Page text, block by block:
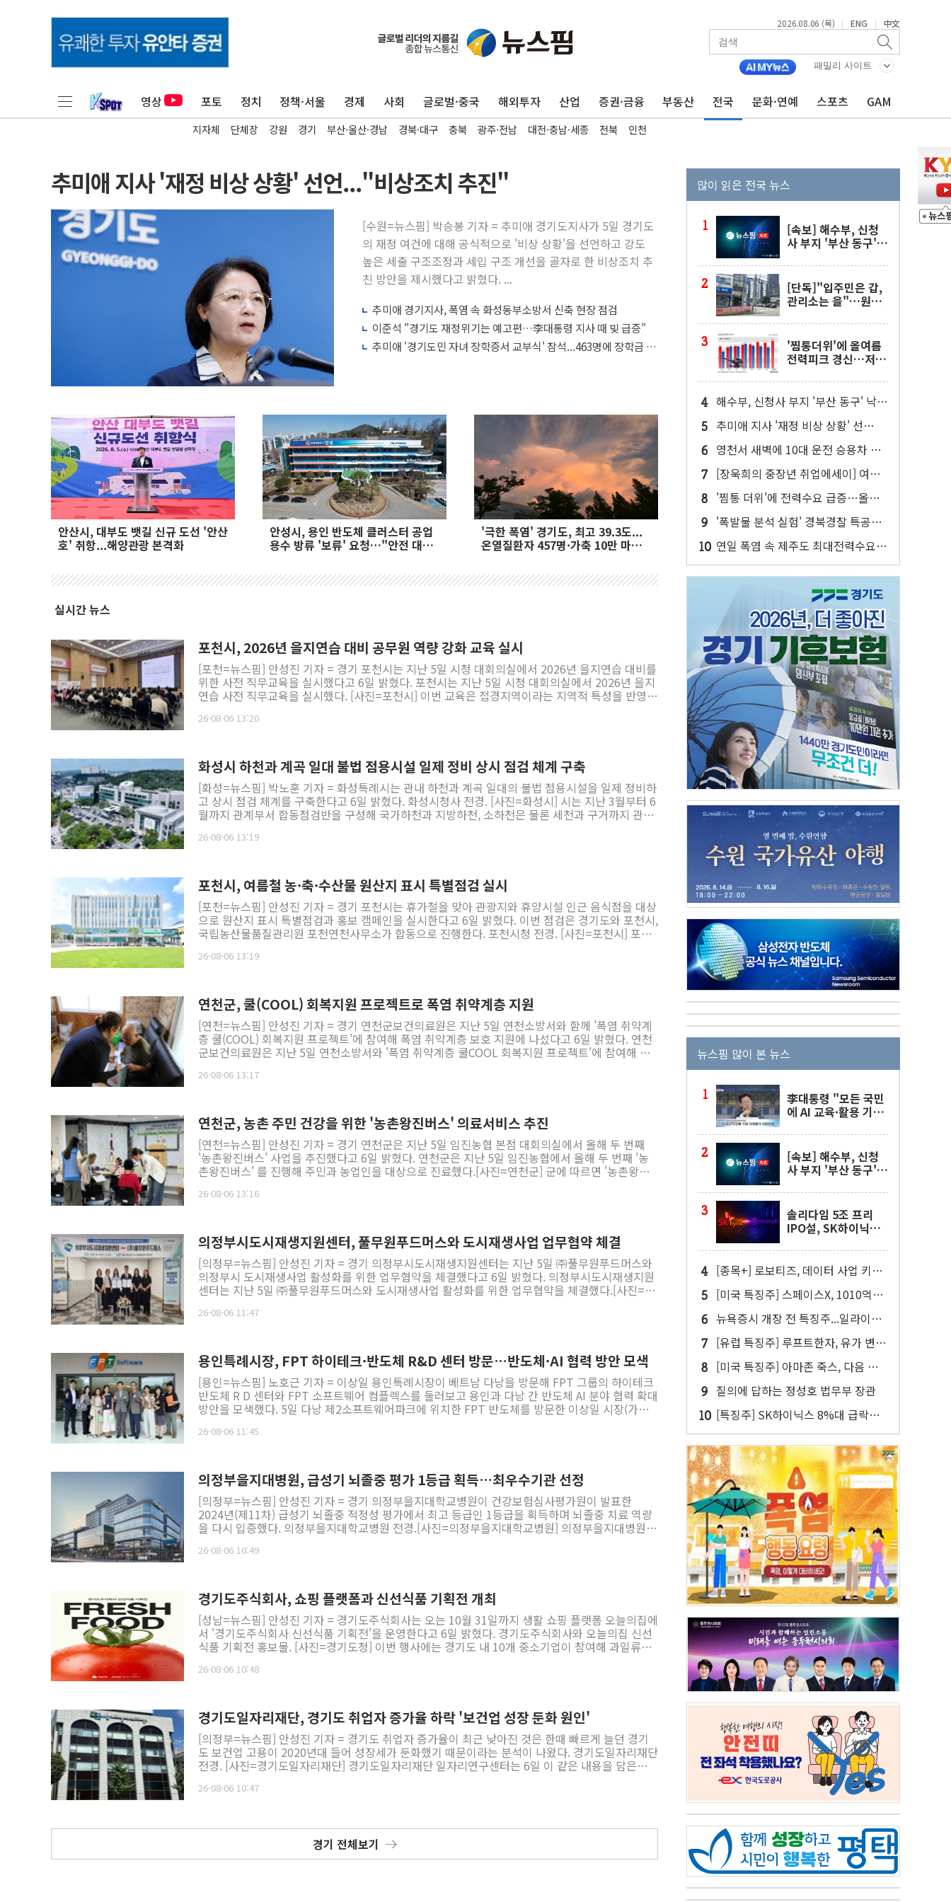
2026.08.06 (목) | ENG | 中文
패밀리 사이트
영상 포토 정치 정책·서울 경제 사회 글로벌·중국 해외투자 산업 증권·금융 부동산 전국 문화·연예 스포츠 GAM
지자체 단체장 강원 경기 부산·울산·경남 경북·대구 충북 광주·전남 대전·충남·세종 전북 인천
추미애 지사 '재정 비상 상황' 선언..."비상조치 추진"
[수원=뉴스핌] 박승봉 기자 = 추미애 경기도지사가 5일 경기도
의 재정 여건에 대해 공식적으로 '비상 상황'을 선언하고 강도
높은 세출 구조조정과 세입 구조 개선을 골자로 한 비상조치 추
친 방안을 제시했다고 밝혔다. ...
추미애 경기지사, 폭염 속 화성동부소방서 신축 현장 점검
이준석 "경기도 재정위기는 예고편…李대통령 지사 때 빚 급증"
추미애 '경기도민 자녀 장학증서 교부식' 참석...463명에 장학금 지
안산시, 대부도 뱃길 신규 도선 '안산
호' 취항...해양관광 본격화
안성시, 용인 반도체 클러스터 공업
용수 방류 '보류' 요청…"안전 대책
'극한 폭염' 경기도, 최고 39.3도...
온열질환자 457명·가축 10만 마리
실시간 뉴스
포천시, 2026년 을지연습 대비 공무원 역량 강화 교육 실시
[포천=뉴스핌] 안성진 기자 = 경기 포천시는 지난 5일 시청 대회의실에서 2026년 을지연습 대비를
위한 사전 직무교육을 실시했다고 6일 밝혔다. 포천시는 지난 5일 시청 대회의실에서 2026년 을지
연습 사전 직무교육을 실시했다. [사진=포천시] 이번 교육은 접경지역이라는 지역적 특성을 반영해
계획의 실효성을 검증함으로써 전시 및 국가비상사태 발생 시 대응 역량을 강화하는 데 목적을 뒀
참석자들은 실제 전쟁 상황을 가정한 통합상황조치 절차와 전시 현안 과제, 접경지역 특성을 반영
한 주민 이동 통합실제훈련 계획, 주민 참여 확대를 위한 홍보 방안 등을 중점적으로 다루며 전시 임
무 수행 절차를 숙달했다. 이일선 포천시 시민안전과장은 "을지연습은 국가비상사태에 대비해 대
응체계를 점검하고 실전 대응 능력을 높이는 중요한 훈련"이라며 "사전 직무교육을 통해 각자의 임
무와 역할을 정확히 숙지하고 철저히 준비해 시민의 생명과 안전을 지키는 비상대비태세 확립에 최
선을 다해 달라"고 당부했다. 한편 2026년 을지연습은 8월 18일부터 21일까지 나흘간 실시된다.
연습 첫날인 18일에는 시민 안보의식 제고를 위해 6 25전쟁 사진전과 군 장비 전시회를 운영하고
심 대비태세 점검을 통해 안보 역량을 한층 강화하고 시민과 함께하는 안보문화 확산에 주력한다는
방침이다. asj7376@newspim.com
26-08-06 13:20
화성시 하천과 계곡 일대 불법 점용시설 일제 정비 상시 점검 체계 구축
[화성=뉴스핌] 박노훈 기자 = 화성특례시는 관내 하천과 계곡 일대의 불법 점용시설을 일제 정비하
고 상시 점검 체계를 구축한다고 6일 밝혔다. 화성시청사 전경. [사진=화성시] 시는 지난 3월부터 6
월까지 관계부서 합동점검반을 구성해 국가하천과 지방하천, 소하천은 물론 세천과 구거까지 관내
731건이 적발됐다. 이 가운데 133건은 자진 철거를 완료했으며 정식 허가 요건을 갖춘 167건은 적
했다. 수확기 이후에는 불법 점용 방지 표지판과 그물망 등을 설치해 무단 점용이 재발하지 않도록
선제적으로 관리할 계획이다. 시는 앞으로도 불법행위가 발생한 구간을 중심으로 수시 점검과 사후
관리를 강화할 방침이다. 필요하면 행정대집행 등 강력한 행정조치를 추진하는 한편 올바른 하천
이용 문화를 정착시키기 위한 홍보도 함께 추진해 안전하고 쾌적한 수변환경을 지속적으로 유지해
나갈 계획이다. 이관열 건설과장은 "이번 하천 계곡 불법 점용시설 전수조사를 통해 불법행위를 체
계적으로 정비하고 상당수 시설을 시정하는 성과를 거뒀다"며 "앞으로도 지속적인 점검과 시민 홍
보를 병행해 불법 점용을 사전에 예방하고 안전한 하천 환경을 조성하는 데 최선을 다하겠다"고 말
26-08-06 13:19
포천시, 여름철 농·축·수산물 원산지 표시 특별점검 실시
[포천=뉴스핌] 안성진 기자 = 경기 포천시는 휴가철을 맞아 관광지와 휴양시설 인근 음식점을 대상
으로 원산지 표시 특별점검과 홍보 캠페인을 실시한다고 6일 밝혔다. 이번 점검은 경기도와 포천시,
국립농산물품질관리원 포천연천사무소가 합동으로 진행한다. 포천시청 전경. [사진=포천시] 포천
에는 소고기, 돼지고기, 닭고기, 오리고기, 인삼, 전복, 민물장어, 미꾸라지 등이 포함된다. 주요 점검
이하의 벌금이 부과되며 원산지를 표시하지 않으면 5만 원 이상 1000만 원 이하의 과태료가 부과
된다. 거래 증빙자료를 비치 보관하지 않을 경우에는 최대 80만 원의 과태료가 부과된다. 아울러 포
천시는 음식점 영업자와 소비자를 대상으로 원산지 표시 제도 홍보 캠페인도 함께 진행해 표시의
중요성을 알리고 올바른 표시 방법과 관련 규정을 안내할 방침이다. 시 관계자는 "원산지 표시 특별
점검과 홍보 캠페인을 통해 농 축 수산업을 보호하고 공정한 거래질서를 확립하겠다"며 "소비자가
안심하고 먹거리를 선택할 수 있는 환경을 조성하고 올바른 원산지 표시 문화가 정착될 수 있도록
26-08-06 13:19
연천군, 쿨(COOL) 회복지원 프로젝트로 폭염 취약계층 지원
[연천=뉴스핌] 안성진 기자 = 경기 연천군보건의료원은 지난 5일 연천소방서와 함께 '폭염 취약계
층 쿨(COOL) 회복지원 프로젝트'에 참여해 폭염 취약계층 보호 지원에 나섰다고 6일 밝혔다. 연천
군보건의료원은 지난 5일 연천소방서와 '폭염 취약계층 쿨COOL 회복지원 프로젝트'에 참여해 폭
가스 화재 위험에 동시에 노출된 취약계층을 대상으로 관계 기관이 협력해 ▲선풍기, 냉감패드, 멀
문보건팀은 이번 대상자를 방문건강관리 서비스에 등록한 뒤 폭염 대비 물품을 제공하고 기후보험
안내와 함께 만성질환 관리 및 폭염 대응 교육 등을 병행해 건강관리에 필요한 서비스를 집중 지원
했다. 서비스를 지원받은 한 어르신은 "전기와 가스 위험 요소를 점검받은 것은 물론 건강관리까지
함께 받을 수 있어 매우 감사하다"고 전했다. 연천군보건의료원 관계자는 "유관 기관과 함께 취약
계층을 위한 뜻깊은 사업에 참여하게 돼 기쁘게 생각한다"며 "앞으로도 다양한 기관과 협력해 취약
계층 어르신들이 건강하고 안전한 생활을 이어갈 수 있도록 지속적인 방문건강관리와 맞춤형 지원
26-08-06 13:17
연천군, 농촌 주민 건강을 위한 '농촌왕진버스' 의료서비스 추진
[연천=뉴스핌] 안성진 기자 = 경기 연천군은 지난 5일 임진농협 본점 대회의실에서 올해 두 번째
'농촌왕진버스' 사업을 추진했다고 6일 밝혔다. 연천군은 지난 5일 임진농협에서 올해 두 번째 '농
촌왕진버스' 를 진행해 주민과 농업인을 대상으로 진료했다.[사진=연천군] 군에 따르면 '농촌왕진
양 한방 진료, 검안, 물리치료, 질병 관리 및 예방 교육 등 의료서비스를 제공하는 찾아가는 의료 지
순회 진료를 진행하고 있다. 앞서 지난 4월 연천농협과 첫 번째 '농촌왕진버스'를 운영했으며 두 번
째 행사는 지난 5일 임진농협에서 열렸다. 이날 행사에는 군남면, 왕징면, 미산면 등 3개 지역 주민
약 200명이 참석해 큰 호응을 보였다. 현장에서는 침술, 수액 주사 처치, 물리치료 등 양 한방 진료
와 시력 측정, 혈압 혈당 체크, 돋보기 및 의약품 제공, 근골격계 질환 관리 등 다양한 맞춤형 의료서
비스가 제공돼 참석 주민들의 만족도를 높였다. 연천군 관계자는 "농촌왕진버스 사업을 통해 주민
과 농업인들에게 실질적인 도움이 되길 바란다"며 "앞으로도 주민들의 건강 증진과 복지 향상을 위
해 사업 추진에 힘쓰겠다"고 말했다. 한편 올해 세 번째 '농촌왕진버스'는 오는 19일 전곡농협에서
26-08-06 13:16
의정부시도시재생지원센터, 풀무원푸드머스와 도시재생사업 업무협약 체결
[의정부=뉴스핌] 안성진 기자 = 경기 의정부시도시재생지원센터는 지난 5일 ㈜풀무원푸드머스와
의정부시 도시재생사업 활성화를 위한 업무협약을 체결했다고 6일 밝혔다. 의정부시도시재생지원
센터는 지난 5일 ㈜풀무원푸드머스와 도시재생사업 활성화를 위한 업무협약을 체결했다.[사진=의
운영▲주민 역량 강화와 지역 건강 증진을 위한 연계사업 추진 및 지원▲협력사업 관련 기술적‧
첫걸음"이라며 "풀무원푸드머스와 긴밀히 협력해 침체된 지역 상권과 공동체가 다시 활기를 되찾
을 수 있도록 노력하겠다"고 말했다. 의정부시도시재생지원센터는 앞으로도 공공과 민간, 지역 주
민이 함께하는 협력체계를 확대해 지속 가능한 도시재생 기반을 마련하고 지역 상권 활성화와 지역
경제 발전을 위한 사업을 지속 추진할 계획이라고 밝혔다. asj7376@newspim.com
26-08-06 11:47
용인특례시장, FPT 하이테크·반도체 R&D 센터 방문…반도체·AI 협력 방안 모색
[용인=뉴스핌] 노호근 기자 = 이상일 용인특례시장이 베트남 다낭을 방문해 FPT 그룹의 하이테크
반도체 R D 센터와 FPT 소프트웨어 컴플렉스를 둘러보고 용인과 다낭 간 반도체 AI 분야 협력 확대
방안을 모색했다. 5일 다낭 제2소프트웨어파크에 위치한 FPT 반도체를 방문한 이상일 시장(가운
쪽 첫째)이 응우옌까오타인 FPT 반도체 현장관리자와 기념 사진을 찍고 있다.[사진=용인시] 또 주
그룹 관계자들로부터 반도체와 인공지능(AI) 진흥 전략 설명을 들었다. 이어 베트남 과학기술부 산
하 다낭 반도체 AI 센터(DSAC)와 7000여 명이 근무하는 FPT 소프트웨어 컴플렉스도 시찰하며 현
지 ICT 첨단산업 생태계를 살폈다. 이 시장은 "FPT 그룹이 한국 기업과의 협력을 적극 모색하고 있
다"며 "용인은 삼성전자 기흥캠퍼스를 비롯해 삼성전자 6개 팹, SK하이닉스 4개 팹 등 대규모 반도
체 생태계가 조성될 지역인 만큼 FPT와 용인 기업 간 협력 기회가 확대될 것"이라고 말했다. 이어
"특히 FPT의 반도체칩 테스팅 패키징 투자 계획과 관련해 용인시가 협력 지원에 나설 수 있다"고
밝혔다. 5일 FPT 소프트웨어에서 용인시 대표단이 시설 시찰 후 기념사진을 찍고 있다.[사진=용인
협약을 언급하며 총영사관의 지원을 요청했다. 한편 이번 방문에는 장정순 시의회의장, 신나연 시
의회 자치행정위원장, 강영웅 시의원 등이 동행했으며 총영사관 면담에는 오중택 선임영사, 윤혜원
영사, KOTRA 다낭무역관장 등이 참석했다. seraro@newspim.com
26-08-06 11:45
의정부을지대병원, 급성기 뇌졸중 평가 1등급 획득…최우수기관 선정
[의정부=뉴스핌] 안성진 기자 = 경기 의정부을지대학교병원이 건강보험심사평가원이 발표한
2024년(제11차) 급성기 뇌졸중 적정성 평가에서 최고 등급인 1등급을 획득하며 뇌졸중 치료 역량
을 다시 입증했다. 의정부을지대학교병원 전경.[사진=의정부을지대학교병원] 의정부을지대병원은
다고 6일 밝혔다. 이는 전체 의료기관 평균 점수인 85.17점과 상급종합병원 평균인 99.25점을 웃
등급인 A등급을 획득했으며 병원 도착 후 60분 이내 정맥내 혈전용해술 실시율, 120분 이내 동맥내
혈전제거술 실시율, 24시간 이내 지주막하출혈 최종치료 실시율이 모두 100%를 기록했다. 조기
재활 평가율과 기능평가 실시율 역시 100%를 달성해 응급치료 이후 재활까지 이어지는 체계적 진
료 시스템의 우수성을 인정받았다. 환자 안전 영역에서도 출혈성 뇌졸중 환자의 입원 중 폐렴 발생
률 0%를 기록하는 등 합병증 관리와 안전 관리 수준이 우수한 것으로 나타났다. 의정부을지대병원
은 신경과, 신경외과, 응급의학과, 영상의학과, 재활의학과 등이 참여하는 다학제 협진 시스템을 바
탕으로 24시간 신속한 응급진료 체계를 운영하고 있으며 급성기 치료부터 재활치료까지 연속성 있
계적인 협진 시스템이 만들어낸 결과"라고 말했다. 이어 "앞으로도 경기북부 지역을 대표하는 뇌혈
관질환 치료 거점병원으로서 중증 응급환자에게 수준 높은 의료서비스를 제공하고 지역 주민의 건
강을 지키는 데 최선을 다하겠다"고 덧붙였다. asj7376@newspim.com
26-08-06 10:49
경기도주식회사, 쇼핑 플랫폼과 신선식품 기획전 개최
[성남=뉴스핌] 안성진 기자 = 경기도주식회사는 오는 10월 31일까지 생활 쇼핑 플랫폼 오늘의집에
서 '경기도주식회사 신선식품 기획전'을 운영한다고 6일 밝혔다. 경기도주식회사와 오늘의집 신선
식품 기획전 홍보물. [사진=경기도청] 이번 행사에는 경기도 내 10개 중소기업이 참여해 과일류와
확보와 소비자 편익 증진을 위해 최대 30% 할인 혜택을 지원할 계획이다. 이번 기획전은 경기도주
다. asj7376@newspim.com
26-08-06 10:48
경기도일자리재단, 경기도 취업자 증가율 하락 '보건업 성장 둔화 원인'
[의정부=뉴스핌] 안성진 기자 = 경기도 취업자 증가율이 최근 낮아진 것은 한때 빠르게 늘던 경기
도 보건업 고용이 2020년대 들어 성장세가 둔화했기 때문이라는 분석이 나왔다. 경기도일자리재단
전경. [사진=경기도일자리재단] 경기도일자리재단 일자리연구센터는 6일 이 같은 내용을 담은
고 산업별 고용통계를 통해 취업자 증가율 둔화 배경을 짚었다. 특히 보건 복지업 가운데 보건업 성
따라 경기도 전체 취업자 증가율도 0.2% 포인트 (p)에 그친 것으로 나타났다. 반면 전국 사업 개인
공공서비스 취업자는 24만9000 명 늘어나 약 2.0%p 증가율을 보였고 전국 전체 산업 취업자 증가
율은 0.6%p로 양호한 흐름을 유지했다. 사업 개인 공공서비스업은 2000년대 이후 우리나라 일자
26-08-06 10:47
경기 전체보기
많이 읽은 전국 뉴스
[속보] 해수부, 신청
사 부지 '부산 동구'
[단독]"입주민은 갑,
관리소는 을"…원주
갈등에 갑질 논란
'찜통더위'에 올여름
전력피크 경신…저녁
해수부, 신청사 부지 '부산 동구' 낙
점…북항 1단계 재개발 부지에 짓는
다
추미애 지사 '재정 비상 상황' 선
언..."비상조치 추진"
영천서 새벽에 10대 운전 승용차 가
로수 충돌...2명 사상
[장욱희의 중장년 취업에세이] 여성
근로자, 육아로 경력 단절…기업 인
재 전략 재정립 필요
'찜통 더위'에 전력수요 급증…올여
름 최고치 경신 '초읽기'
'폭발물 분석 실험' 경북경찰 특공대
원 2명 부상...병원 이송
연일 폭염 속 제주도 최대전력수요
경신…"냉방수요 급증"
뉴스핌 많이 본 뉴스
李대통령 "모든 국민
에 AI 교육·활용 기회
확대 강조
[속보] 해수부, 신청
사 부지 '부산 동구'
솔리다임 5조 프리
IPO설, SK하이닉스
"확정된 사항 없다"
[종목+] 로보티즈, 데이터 사업 키운
다…내년 '데이터 팩토리' 가동
[미국 특징주] 스페이스X, 1010억달
러 락업 해제 앞두고 주가 압박 가중
뉴욕증시 개장 전 특징주...일라이릴
리·아리스타네트웍스·디즈니↑ VS
써클·AMD·핀터레스트↓
[유럽 특징주] 루프트한자, 유가 변동
성에 연간 실적 전망 낮춰
[미국 특징주] 아마존 죽스, 다음 주
라스베이거스에서 유료 로보택시 운
행 시작
질의에 답하는 정성호 법무부 장관
[특징주] SK하이닉스 8%대 급락…
주주환원·솔리다임 이슈 부각